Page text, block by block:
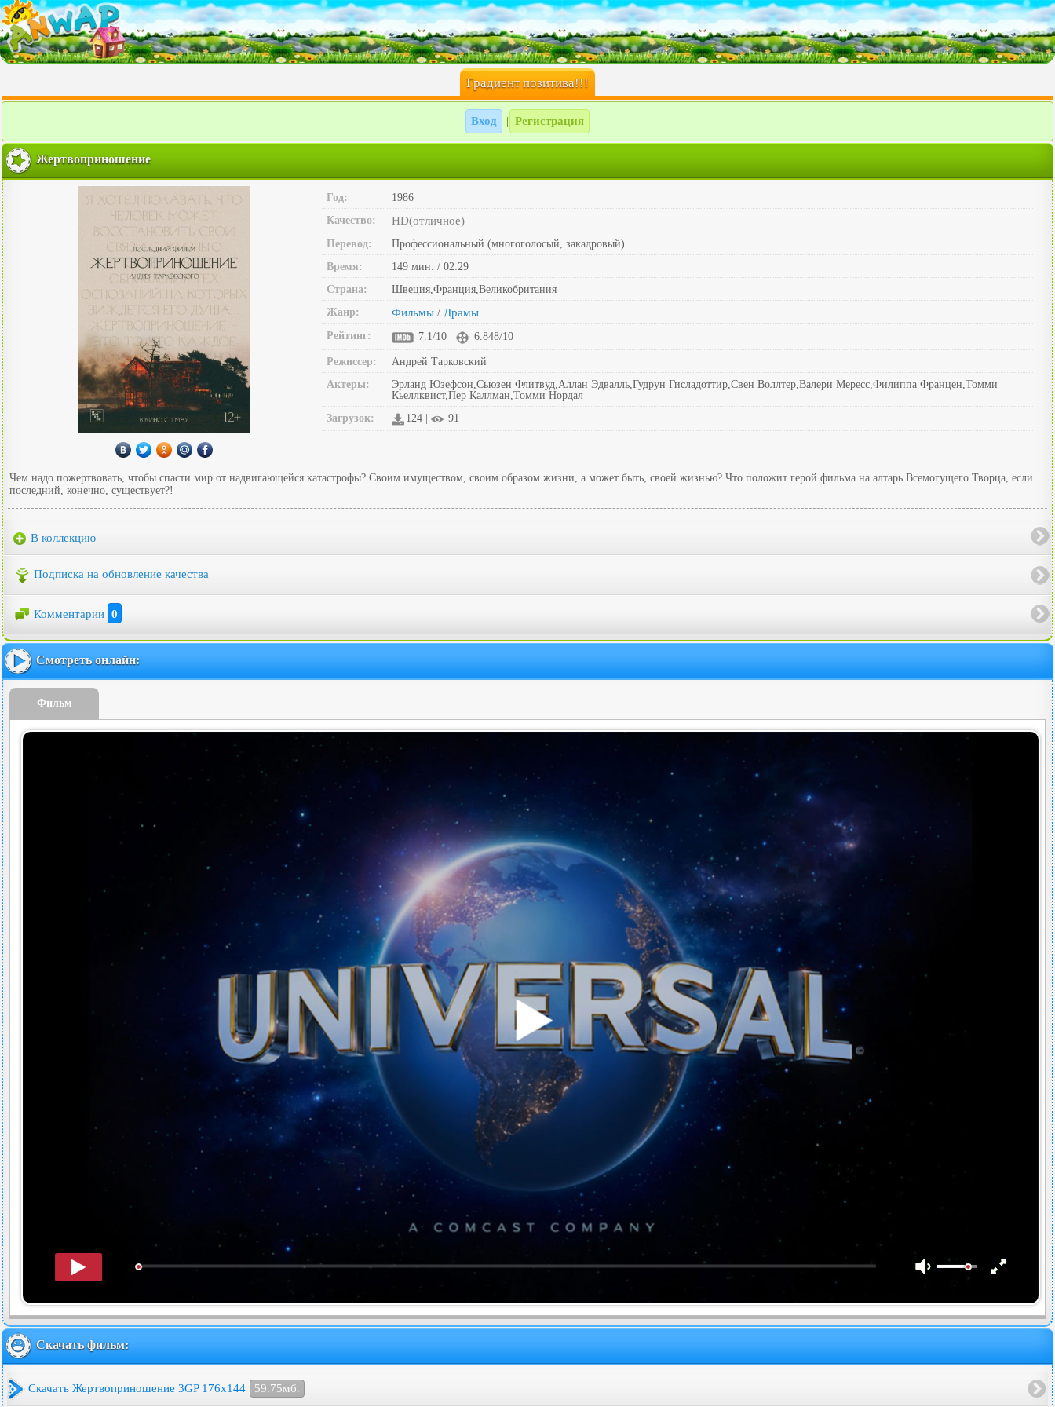
Градиент позитива!!!
Вход Регистрация
Жертвоприношение
Год:
1986
Качество:
HD(отличное)
Перевод:
Профессиональный (многоголосый, закадровый)
Время:
149 мин. / 02:29
Страна:
Швеция,Франция,Великобритания
Жанр:
Фильмы / Драмы
Рейтинг: 7.1/10 | 6.848/10
Режиссер:
Андрей Тарковский
Актеры:
Эрланд Юзефсон,Сьюзен Флитвуд,Аллан Эдвалль,Гудрун Гисладоттир,Свен Воллтер,Валери Мересс,Филиппа Францен,Томми
Кьеллквист,Пер Каллман,Томми Нордал
Загрузок:
124 | 91
Чем надо пожертвовать, чтобы спасти мир от надвигающейся катастрофы? Своим имуществом, своим образом жизни, а может быть, своей жизнью? Что положит герой фильма на алтарь Всемогущего Творца, если
последний, конечно, существует?!
В коллекцию
Подписка на обновление качества
Комментарии 0
Смотреть онлайн:
Фильм
Скачать фильм:
Скачать Жертвоприношение 3GP 176x144 59.75мб.